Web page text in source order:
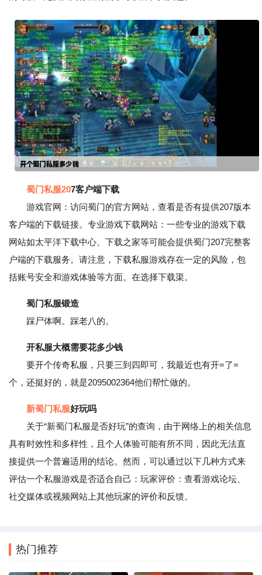
蜀门私服207客户端下载
游戏官网：访问蜀门的官方网站，查看是否有提供207版本
客户端的下载链接。专业游戏下载网站：一些专业的游戏下载
网站如太平洋下载中心、下载之家等可能会提供蜀门207完整客
户端的下载服务。请注意，下载私服游戏存在一定的风险，包
括账号安全和游戏体验等方面。在选择下载渠。
蜀门私服锻造
踩尸体啊。踩老八的。
开私服大概需要花多少钱
要开个传奇私服，只要三到四即可，我最近也有开=了=
个，还挺好的，就是2095002364他们帮忙做的。
新蜀门私服好玩吗
关于“新蜀门私服是否好玩”的查询，由于网络上的相关信息
具有时效性和多样性，且个人体验可能有所不同，因此无法直
接提供一个普遍适用的结论。然而，可以通过以下几种方式来
评估一个私服游戏是否适合自己：玩家评价：查看游戏论坛、
社交媒体或视频网站上其他玩家的评价和反馈。
热门推荐